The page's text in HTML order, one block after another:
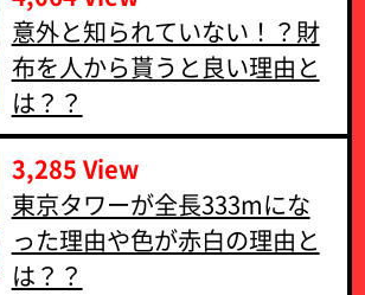
意外と知られていない！？財
布を人から貰うと良い理由と
は？？
3,285 View
東京タワーが全長333mにな
った理由や色が赤白の理由と
は？？